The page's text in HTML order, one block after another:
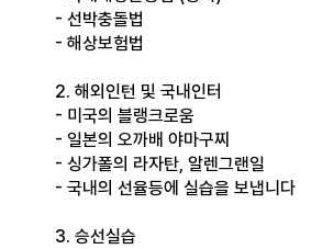
- 선박충돌법
- 해상보험법
2. 해외인턴 및 국내인터
- 미국의 블랭크로움
- 일본의 오까배 야마구찌
- 싱가폴의 라자탄, 알렌그랜일
- 국내의 선율등에 실습을 보냅니다
3. 승선실습